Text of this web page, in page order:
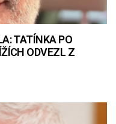
TATÍNKA PO
ODVEZL Z